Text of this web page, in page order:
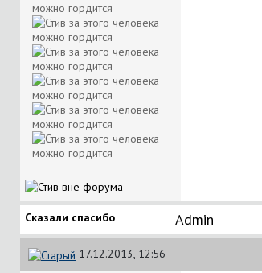
Сказали спасибо Аdmin
17.12.2013, 12:56